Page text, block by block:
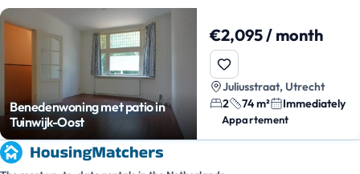
Benedenwoning met patio in
Tuinwijk-Oost
€2,095 / month
Juliusstraat, Utrecht
2
74 m² Immediately
Appartement